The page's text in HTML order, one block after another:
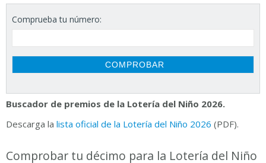
Comprueba tu número:
Buscador de premios de la Lotería del Niño 2026.
Descarga la lista oficial de la Lotería del Niño 2026 (PDF).
Comprobar tu décimo para la Lotería del Niño